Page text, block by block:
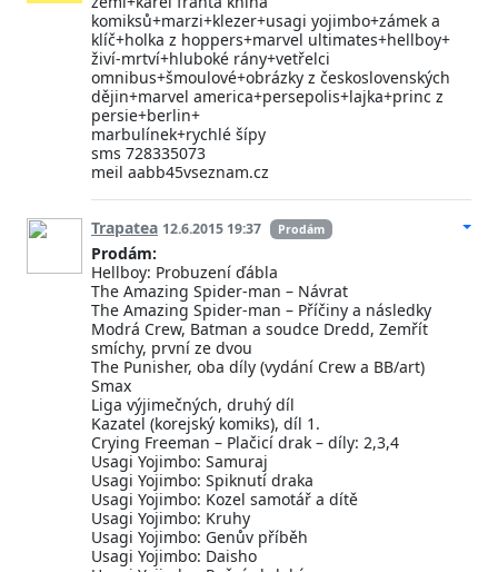
komiksů+marzi+klezer+usagi yojimbo+zámek a
klíč+holka z hoppers+marvel ultimates+hellboy+
živí-mrtví+hluboké rány+vetřelci
omnibus+šmoulové+obrázky z československých
dějin+marvel america+persepolis+lajka+princ z
persie+berlin+
marbulínek+rychlé šípy
sms 728335073
meil aabb45vseznam.cz
Trapatea 12.6.2015 19:37 Prodám
Prodám:
Hellboy: Probuzení ďábla
The Amazing Spider-man – Návrat
The Amazing Spider-man – Příčiny a následky
Modrá Crew, Batman a soudce Dredd, Zemřít
smíchy, první ze dvou
The Punisher, oba díly (vydání Crew a BB/art)
Smax
Liga výjimečných, druhý díl
Kazatel (korejský komiks), díl 1.
Crying Freeman – Plačicí drak – díly: 2,3,4
Usagi Yojimbo: Samuraj
Usagi Yojimbo: Spiknutí draka
Usagi Yojimbo: Kozel samotář a dítě
Usagi Yojimbo: Kruhy
Usagi Yojimbo: Genův příběh
Usagi Yojimbo: Daisho